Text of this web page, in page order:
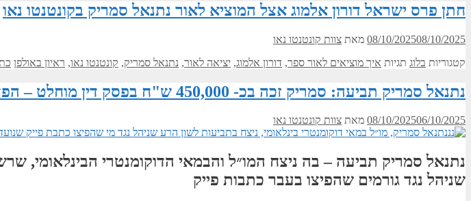
חתן פרס ישראל דורון אלמוג אצל המוציא לאור נתנאל סמריק בקונטנטו נאו
08/10/202508/10/2025 מאת צוות קונטנטו נאו
קטגוריות בלוג תגיות איך מוציאים לאור ספר, דורון אלמוג, יציאה לאור, נתנאל סמריק, קונטנטו נאו, ראיון באולפן
נתנאל סמריק תביעה: סמריק זכה בכ- 450,000 ש"ח בפסק דין מוחלט – הפצת כתבת דה מרקר הוכרזה דיבה ולשון הרע
08/10/202506/10/2025 מאת צוות קונטנטו נאו
נתנאל סמריק תביעה – בה ניצח המו״ל והבמאי הדוקומנטרי הבינלאומי,
שניהל נגד גורמים שהפיצו בעבר כתבות פייק